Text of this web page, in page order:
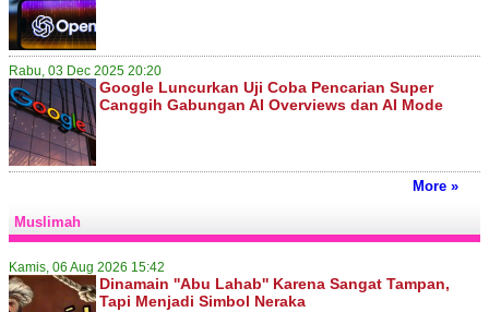
Rabu, 03 Dec 2025 20:20
Google Luncurkan Uji Coba Pencarian Super
Canggih Gabungan AI Overviews dan AI Mode
More »
Muslimah
Kamis, 06 Aug 2026 15:42
Dinamain ''Abu Lahab'' Karena Sangat Tampan,
Tapi Menjadi Simbol Neraka